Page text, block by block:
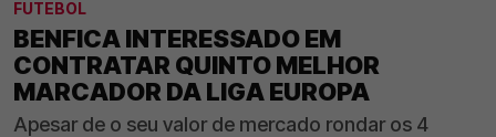
FUTEBOL
BENFICA INTERESSADO EM
CONTRATAR QUINTO MELHOR
MARCADOR DA LIGA EUROPA
Apesar de o seu valor de mercado rondar os 4